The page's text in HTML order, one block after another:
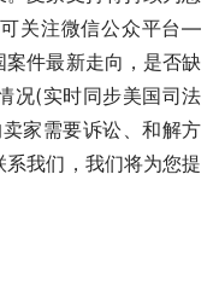
关注微信公众平台—
案件最新走向，是否缺
况(实时同步美国司法
家需要诉讼、和解方
我们，我们将为您提